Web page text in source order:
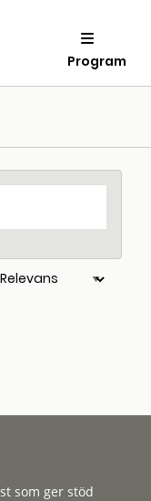
Program
som ger stöd